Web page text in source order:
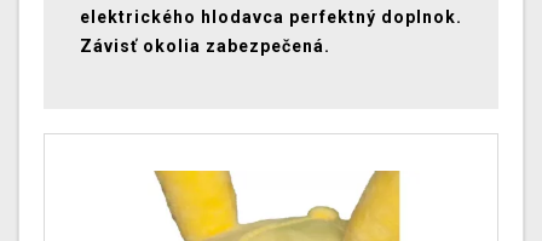
elektrického hlodavca perfektný doplnok.
Závisť okolia zabezpečená.